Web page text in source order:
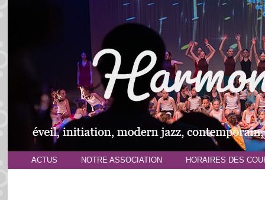
ACTUS NOTRE ASSOCIATION HORAIRES DES